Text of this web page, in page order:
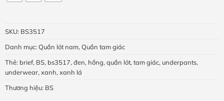
SKU: BS3517
Danh mục: Quần lót nam, Quần tam giác
Thẻ: brief, BS, bs3517, đen, hồng, quần lót, tam giác, underpants,
underwear, xanh, xanh lá
Thương hiệu: BS